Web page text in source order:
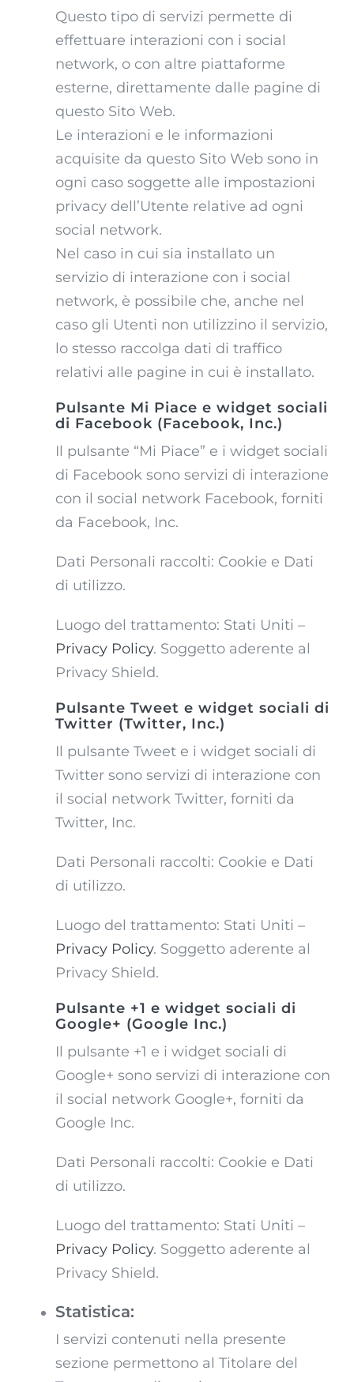
Questo tipo di servizi permette di
effettuare interazioni con i social
network, o con altre piattaforme
esterne, direttamente dalle pagine di
questo Sito Web.
Le interazioni e le informazioni
acquisite da questo Sito Web sono in
ogni caso soggette alle impostazioni
privacy dell’Utente relative ad ogni
social network.
Nel caso in cui sia installato un
servizio di interazione con i social
network, è possibile che, anche nel
caso gli Utenti non utilizzino il servizio,
lo stesso raccolga dati di traffico
relativi alle pagine in cui è installato.
Pulsante Mi Piace e widget sociali
di Facebook (Facebook, Inc.)
Il pulsante “Mi Piace” e i widget sociali
di Facebook sono servizi di interazione
con il social network Facebook, forniti
da Facebook, Inc.
Dati Personali raccolti: Cookie e Dati
di utilizzo.
Luogo del trattamento: Stati Uniti –
Privacy Policy. Soggetto aderente al
Privacy Shield.
Pulsante Tweet e widget sociali di
Twitter (Twitter, Inc.)
Il pulsante Tweet e i widget sociali di
Twitter sono servizi di interazione con
il social network Twitter, forniti da
Twitter, Inc.
Dati Personali raccolti: Cookie e Dati
di utilizzo.
Luogo del trattamento: Stati Uniti –
Privacy Policy. Soggetto aderente al
Privacy Shield.
Pulsante +1 e widget sociali di
Google+ (Google Inc.)
Il pulsante +1 e i widget sociali di
Google+ sono servizi di interazione con
il social network Google+, forniti da
Google Inc.
Dati Personali raccolti: Cookie e Dati
di utilizzo.
Luogo del trattamento: Stati Uniti –
Privacy Policy. Soggetto aderente al
Privacy Shield.
Statistica:
I servizi contenuti nella presente
sezione permettono al Titolare del